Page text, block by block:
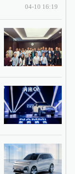
04-10 16:19